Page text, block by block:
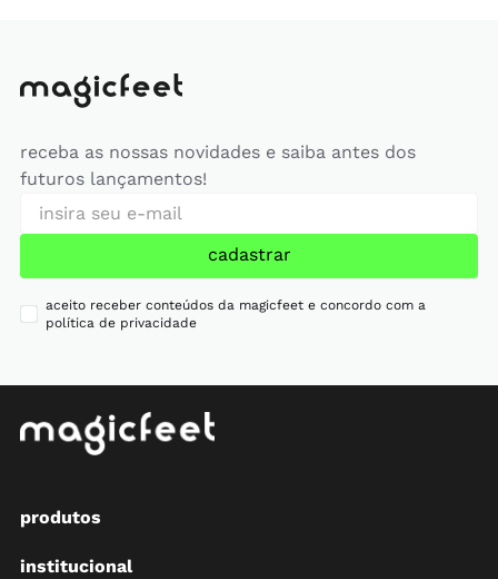
receba as nossas novidades e saiba antes dos
futuros lançamentos!
cadastrar
aceito receber conteúdos da magicfeet e concordo com a
política de privacidade
produtos
institucional